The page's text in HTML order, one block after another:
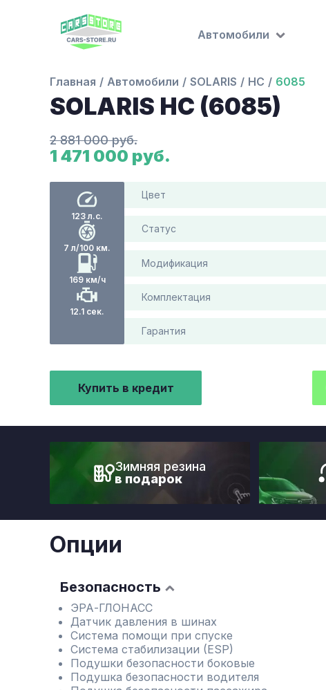
Автомобили
Главная Автомобили SOLARIS HC 6085
SOLARIS HC (6085)
2 881 000 руб.
1 471 000 руб.
123 л.с.
7 л/100 км.
169 км/ч
12.1 сек.
Цвет
Статус
Модификация
Комплектация
Гарантия
Купить в кредит
Зимняя резина
в подарок
Опции
Безопасность
ЭРА-ГЛОНАСС
Датчик давления в шинах
Система помощи при спуске
Система стабилизации (ESP)
Подушки безопасности боковые
Подушка безопасности водителя